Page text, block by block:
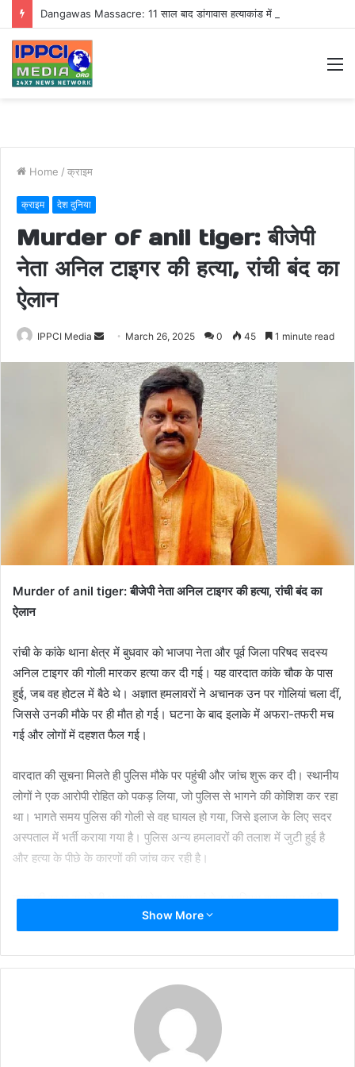
Home / क्राइम
क्राइम देश दुनिया
Murder of anil tiger: बीजेपी
नेता अनिल टाइगर की हत्या, रांची बंद का
ऐलान
IPPCI Media
Send
email
March 26, 2025 0 45 1 minute read
Murder of anil tiger: बीजेपी नेता अनिल टाइगर की हत्या, रांची बंद का
ऐलान
रांची के कांके थाना क्षेत्र में बुधवार को भाजपा नेता और पूर्व जिला परिषद सदस्य
अनिल टाइगर की गोली मारकर हत्या कर दी गई। यह वारदात कांके चौक के पास
हुई, जब वह होटल में बैठे थे। अज्ञात हमलावरों ने अचानक उन पर गोलियां चला दीं,
जिससे उनकी मौके पर ही मौत हो गई। घटना के बाद इलाके में अफरा-तफरी मच
गई और लोगों में दहशत फैल गई।
वारदात की सूचना मिलते ही पुलिस मौके पर पहुंची और जांच शुरू कर दी। स्थानीय
लोगों ने एक आरोपी रोहित को पकड़ लिया, जो पुलिस से भागने की कोशिश कर रहा
था। भागते समय पुलिस की गोली से वह घायल हो गया, जिसे इलाज के लिए सदर
अस्पताल में भर्ती कराया गया है। पुलिस अन्य हमलावरों की तलाश में जुटी हुई है
और हत्या के पीछे के कारणों की जांच कर रही है।
हत्या की खबर सुनते ही भाजपा प्रदेश अध्यक्ष एवं नेता प्रतिपक्ष बाबूलाल मरांडी,
प्रदेश संगठन महामंत्री कर्मवीर सिंह और पूर्व विधायक समरी लाल रिम्स पहुंचे। वहां
दिया। भाजपा जिला कमिटी ने इस हत्या के विरोध में 27 मार्च को रांची बंद बुलाया
बंद को सफल बनाएंगे और सरकार से दोषियों पर कड़ी कार्रवाई की मांग करेंगे।
बताया जा रहा है कि अनिल टाइगर महावीर मंडल के अध्यक्ष भी थे और रामनवमी
आयोजन की तैयारियों को लेकर कांके मंदिर परिसर में आए थे। होटल में चाय पीते
Show More